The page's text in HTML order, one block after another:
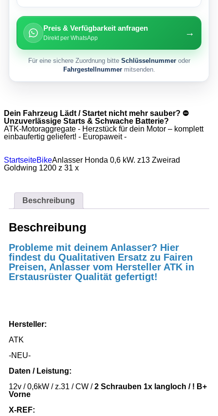
Preis & Verfügbarkeit anfragen
Direkt per WhatsApp →
Für eine sichere Zuordnung bitte Schlüsselnummeroder
Fahrgestellnummermitsenden.
Dein Fahrzeug Lädt / Startet nicht mehr sauber? ⛔
Unzuverlässige Starts & Schwache Batterie?
ATK-Motoraggregate - Herzstück für dein Motor – komplett
einbaufertig geliefert! - Europaweit -
StartseiteBikeAnlasser Honda 0,6 kW. z13 Zweirad
Goldwing 1200 z 31 x
Beschreibung
Beschreibung
Probleme mit deinem Anlasser? Hier
findest du Qualitativen Ersatz zu Fairen
Preisen, Anlasser vom Hersteller ATK in
Erstausrüster Qualität gefertigt!
Hersteller:
ATK
-NEU-
Daten / Leistung:
12v / 0,6kW / z.31 / CW / 2 Schrauben 1x langloch / ! B+
Vorne
X-REF: